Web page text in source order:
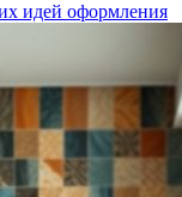
идей оформления